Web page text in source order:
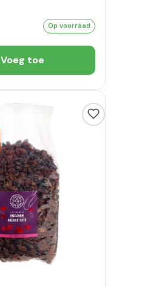
Op voorraad
Voeg toe